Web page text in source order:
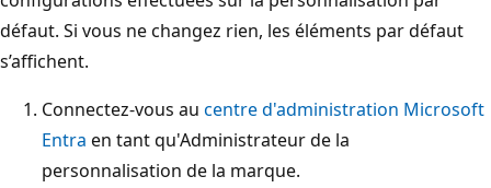
défaut. Si vous ne changez rien, les éléments par défaut
s’affichent.
Connectez-vous au centre d'administration Microsoft
Entra en tant qu'Administrateur de la
personnalisation de la marque.